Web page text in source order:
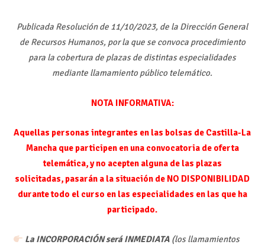
Publicada Resolución de 11/10/2023, de la Dirección General
de Recursos Humanos, por la que se convoca procedimiento
para la cobertura de plazas de distintas especialidades
mediante llamamiento público telemático.
NOTA INFORMATIVA:
Aquellas personas integrantes en las bolsas de Castilla-La
Mancha que participen en una convocatoria de oferta
telemática, y no acepten alguna de las plazas
solicitadas, pasarán a la situación de NO DISPONIBILIDAD
durante todo el curso en las especialidades en las que ha
participado.
La INCORPORACIÓN será INMEDIATA(los llamamientos